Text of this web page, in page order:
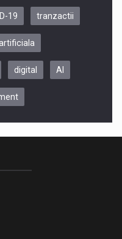
9 Decembrie
19 tranzactii
digital AI